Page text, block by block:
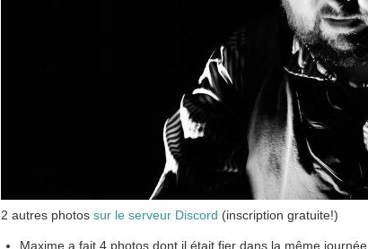
2 autres photos sur le serveur Discord (inscription gratuite!)
Maxime a fait 4 photos dont il était fier dans la même journée